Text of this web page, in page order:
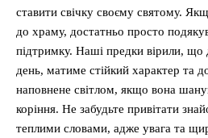
ставити свічку своєму святому.
до храму, достатньо просто
підтримку. Наші предки вірили,
день, матиме стійкий характер та
наповнене світлом, якщо вона
коріння. Не забудьте привітати
теплими словами, адже увага та